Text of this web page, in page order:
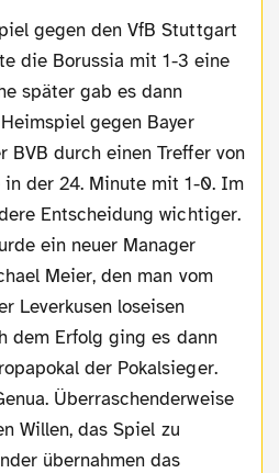
die Borussia mit 1-3 eine
später gab es dann
gegen Bayer
BVB durch einen Treffer von
der 24. Minute mit 1-0. Im
Entscheidung wichtiger.
ein neuer Manager
Meier, den man vom
Leverkusen loseisen
dem Erfolg ging es dann
der Pokalsieger.
Überraschenderweise
Willen, das Spiel zu
übernahmen das